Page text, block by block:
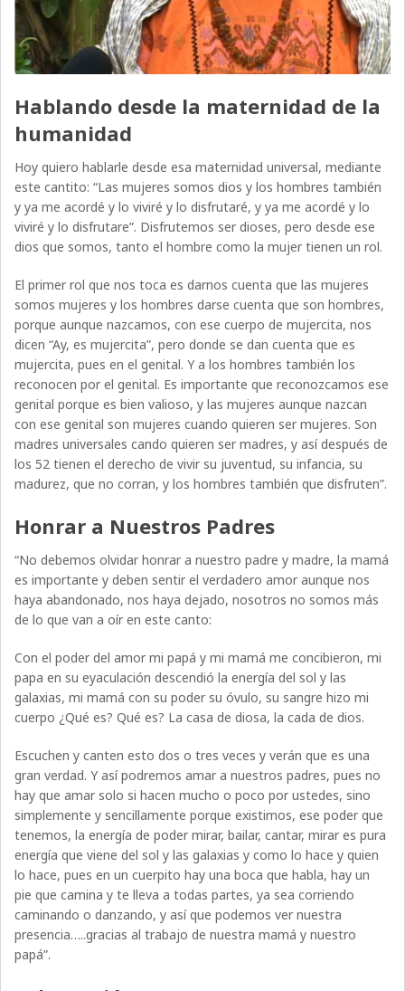
Hablando desde la maternidad de la
humanidad
Hoy quiero hablarle desde esa maternidad universal, mediante
este cantito: “Las mujeres somos dios y los hombres también
y ya me acordé y lo viviré y lo disfrutaré, y ya me acordé y lo
viviré y lo disfrutare”. Disfrutemos ser dioses, pero desde ese
dios que somos, tanto el hombre como la mujer tienen un rol.
El primer rol que nos toca es darnos cuenta que las mujeres
somos mujeres y los hombres darse cuenta que son hombres,
porque aunque nazcamos, con ese cuerpo de mujercita, nos
dicen “Ay, es mujercita”, pero donde se dan cuenta que es
mujercita, pues en el genital. Y a los hombres también los
reconocen por el genital. Es importante que reconozcamos ese
genital porque es bien valioso, y las mujeres aunque nazcan
con ese genital son mujeres cuando quieren ser mujeres. Son
madres universales cando quieren ser madres, y así después de
los 52 tienen el derecho de vivir su juventud, su infancia, su
madurez, que no corran, y los hombres también que disfruten”.
Honrar a Nuestros Padres
“No debemos olvidar honrar a nuestro padre y madre, la mamá
es importante y deben sentir el verdadero amor aunque nos
haya abandonado, nos haya dejado, nosotros no somos más
de lo que van a oír en este canto:
Con el poder del amor mi papá y mi mamá me concibieron, mi
papa en su eyaculación descendió la energía del sol y las
galaxias, mi mamá con su poder su óvulo, su sangre hizo mi
cuerpo ¿Qué es? Qué es? La casa de diosa, la cada de dios.
Escuchen y canten esto dos o tres veces y verán que es una
gran verdad. Y así podremos amar a nuestros padres, pues no
hay que amar solo si hacen mucho o poco por ustedes, sino
simplemente y sencillamente porque existimos, ese poder que
tenemos, la energía de poder mirar, bailar, cantar, mirar es pura
energía que viene del sol y las galaxias y como lo hace y quien
lo hace, pues en un cuerpito hay una boca que habla, hay un
pie que camina y te lleva a todas partes, ya sea corriendo
caminando o danzando, y así que podemos ver nuestra
presencia…..gracias al trabajo de nuestra mamá y nuestro
papá”.